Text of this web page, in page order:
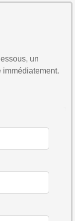
un
immédiatement.